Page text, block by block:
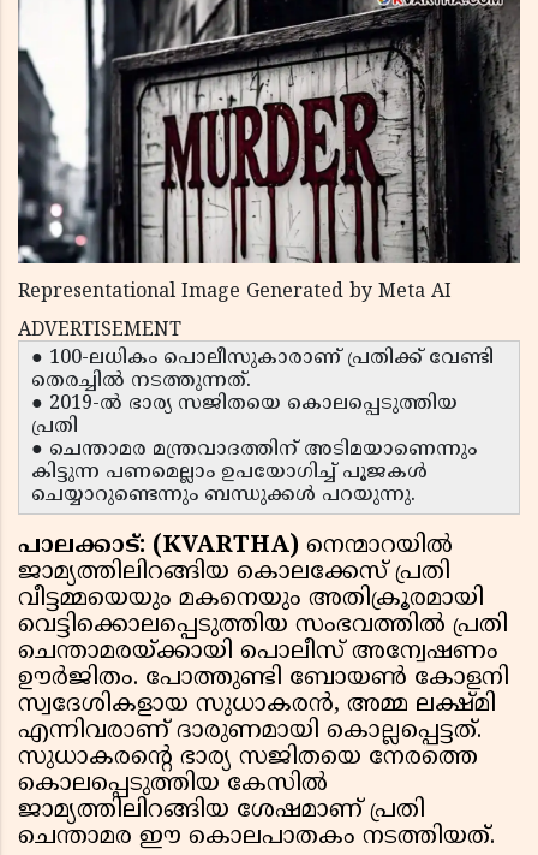
Representational Image Generated by Meta AI
ADVERTISEMENT
● 100-ലധികം പൊലീസുകാരാണ് പ്രതിക്ക് വേണ്ടി
തെരച്ചിൽ നടത്തുന്നത്.
● 2019-ൽ ഭാര്യ സജിതയെ കൊലപ്പെടുത്തിയ
പ്രതി
​​​​​​​● ചെന്താമര മന്ത്രവാദത്തിന് അടിമയാണെന്നും
കിട്ടുന്ന പണമെല്ലാം ഉപയോഗിച്ച് പൂജകൾ
ചെയ്യാറുണ്ടെന്നും ബന്ധുക്കൾ പറയുന്നു.
പാലക്കാട്: (KVARTHA) നെന്മാറയിൽ
ജാമ്യത്തിലിറങ്ങിയ കൊലക്കേസ് പ്രതി
വീട്ടമ്മയെയും മകനെയും അതിക്രൂരമായി
വെട്ടിക്കൊലപ്പെടുത്തിയ സംഭവത്തിൽ പ്രതി
ചെന്താമരയ്ക്കായി പൊലീസ് അന്വേഷണം
ഊർജിതം. പോത്തുണ്ടി ബോയൺ കോളനി
സ്വദേശികളായ സുധാകരൻ, അമ്മ ലക്ഷ്മി
എന്നിവരാണ് ദാരുണമായി കൊല്ലപ്പെട്ടത്.
സുധാകരന്റെ ഭാര്യ സജിതയെ നേരത്തെ
കൊലപ്പെടുത്തിയ കേസിൽ
ജാമ്യത്തിലിറങ്ങിയ ശേഷമാണ് പ്രതി
ചെന്താമര ഈ കൊലപാതകം നടത്തിയത്.